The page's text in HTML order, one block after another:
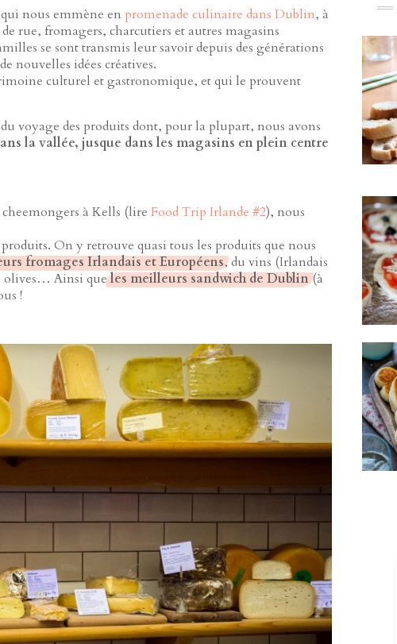
nous emmène en promenade culinaire dans Dublin, à
rue, fromagers, charcutiers et autres magasins
se sont transmis leur savoir depuis des générations
nouvelles idées créatives.
culturel et gastronomique, et qui le prouvent
voyage des produits dont, pour la plupart, nous avons
la vallée, jusque dans les magasins en plein centre
à Kells (lire Food Trip Irlande #2), nous
On y retrouve quasi tous les produits que nous
fromages Irlandais et Européens, du vins (Irlandais
olives… Ainsi queles meilleurs sandwich de Dublin(à
!